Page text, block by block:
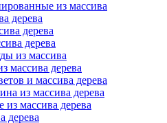
из массива
дерева
дерева
дерева
из массива
массива дерева
и массива дерева
из массива дерева
массива дерева
дерева